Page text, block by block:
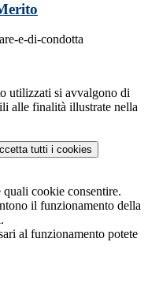
e-di-condotta
utilizzati si avvalgono di
alle finalità illustrate nella
tutti i cookies
quali cookie consentire.
il funzionamento della
al funzionamento potete